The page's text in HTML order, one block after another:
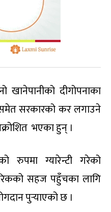
दीगोपनाका
सरकारको कर लगाउने
भएका हुन् ।
रुपमा ग्यारेन्टी गरेको
सहज पहुँचका लागि
पुर्‍याएको छ ।